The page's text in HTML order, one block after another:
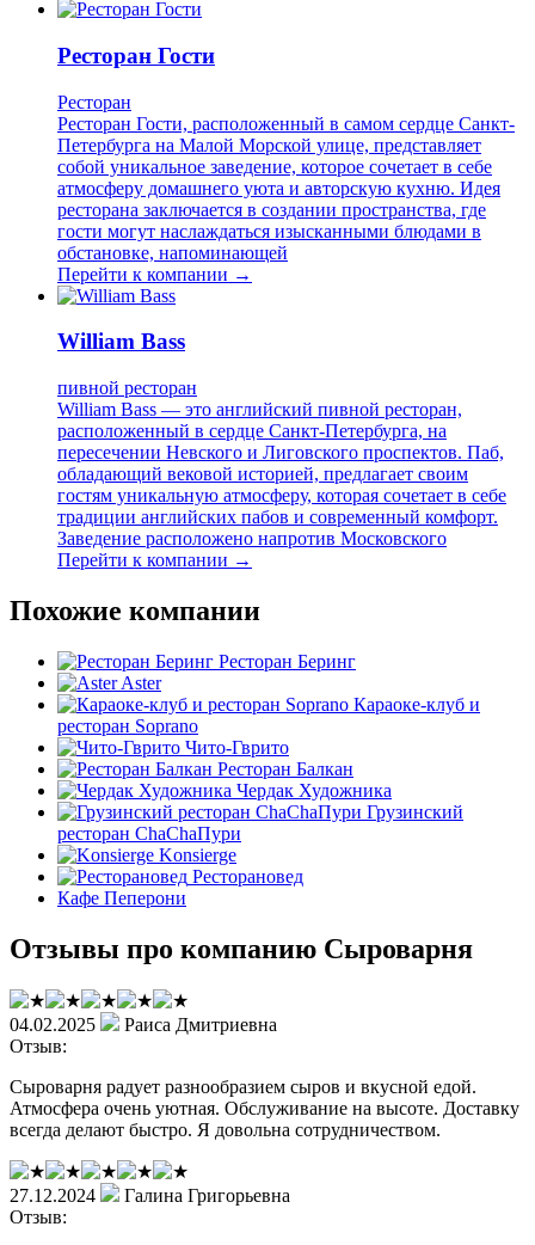
Ресторан Гости
Ресторан
Ресторан Гости, расположенный в самом сердце Санкт-
Петербурга на Малой Морской улице, представляет
собой уникальное заведение, которое сочетает в себе
атмосферу домашнего уюта и авторскую кухню. Идея
ресторана заключается в создании пространства, где
гости могут наслаждаться изысканными блюдами в
обстановке, напоминающей
Перейти к компании →
William Bass
пивной ресторан
William Bass — это английский пивной ресторан,
расположенный в сердце Санкт-Петербурга, на
пересечении Невского и Лиговского проспектов. Паб,
обладающий вековой историей, предлагает своим
гостям уникальную атмосферу, которая сочетает в себе
традиции английских пабов и современный комфорт.
Заведение расположено напротив Московского
Перейти к компании →
Похожие компании
Ресторан Беринг
Aster
Караоке-клуб и
ресторан Soprano
Чито-Гврито
Ресторан Балкан
Чердак Художника
Грузинский
ресторан ChaChaПури
Konsierge
Ресторановед
Кафе Пеперони
Отзывы про компанию Сыроварня
04.02.2025
Раиса Дмитриевна
Отзыв:
Сыроварня радует разнообразием сыров и вкусной едой.
Атмосфера очень уютная. Обслуживание на высоте. Доставку
всегда делают быстро. Я довольна сотрудничеством.
27.12.2024
Галина Григорьевна
Отзыв: